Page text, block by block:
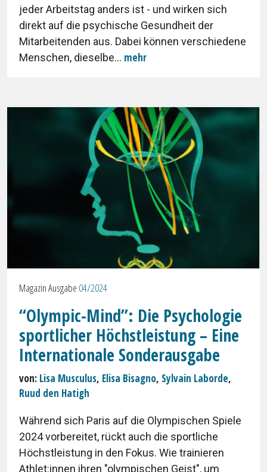
jeder Arbeitstag anders ist - und wirken sich
direkt auf die psychische Gesundheit der
Mitarbeitenden aus. Dabei können verschiedene
Menschen, dieselbe... mehr
Magazin Ausgabe 04/2024
“Olympic-Mind”: Die Psychologie
sportlicher Höchstleistung – Eine
Internationale Sonderausgabe
von: Lisa Musculus, Elisa Bisagno, Sylvain Laborde,
Ruud den Hatigh
Während sich Paris auf die Olympischen Spiele
2024 vorbereitet, rückt auch die sportliche
Höchstleistung in den Fokus. Wie trainieren
Athlet:innen ihren "olympischen Geist", um